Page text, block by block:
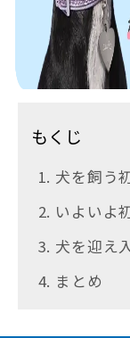
もくじ
1. 犬を飼う
2. いよいよ
3. 犬を迎え
4. まとめ